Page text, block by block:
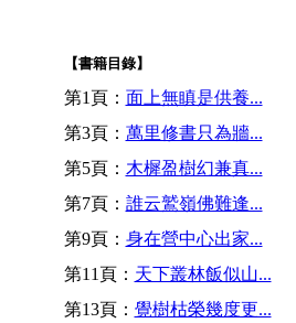
【書籍目錄】
第1頁： 面上無瞋是供養...
第3頁： 萬里修書只為牆...
第5頁： 木樨盈樹幻兼真...
第7頁： 誰云鷲嶺佛難逢...
第9頁： 身在營中心出家...
第11頁： 天下叢林飯似山...
第13頁： 覺樹枯榮幾度更...